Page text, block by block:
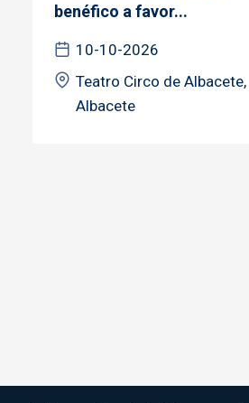
benéfico a favor...
10-10-2026
Teatro Circo de Albacete,
Albacete